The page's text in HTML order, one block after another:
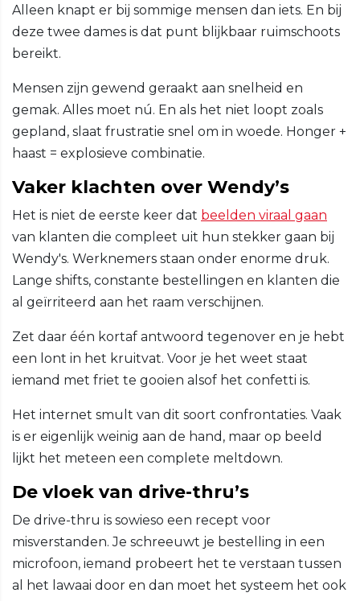
Alleen knapt er bij sommige mensen dan iets. En bij
deze twee dames is dat punt blijkbaar ruimschoots
bereikt.
Mensen zijn gewend geraakt aan snelheid en
gemak. Alles moet nú. En als het niet loopt zoals
gepland, slaat frustratie snel om in woede. Honger +
haast = explosieve combinatie.
Vaker klachten over Wendy’s
Het is niet de eerste keer dat beelden viraal gaan
van klanten die compleet uit hun stekker gaan bij
Wendy's. Werknemers staan onder enorme druk.
Lange shifts, constante bestellingen en klanten die
al geïrriteerd aan het raam verschijnen.
Zet daar één kortaf antwoord tegenover en je hebt
een lont in het kruitvat. Voor je het weet staat
iemand met friet te gooien alsof het confetti is.
Het internet smult van dit soort confrontaties. Vaak
is er eigenlijk weinig aan de hand, maar op beeld
lijkt het meteen een complete meltdown.
De vloek van drive-thru’s
De drive-thru is sowieso een recept voor
misverstanden. Je schreeuwt je bestelling in een
microfoon, iemand probeert het te verstaan tussen
al het lawaai door en dan moet het systeem het ook